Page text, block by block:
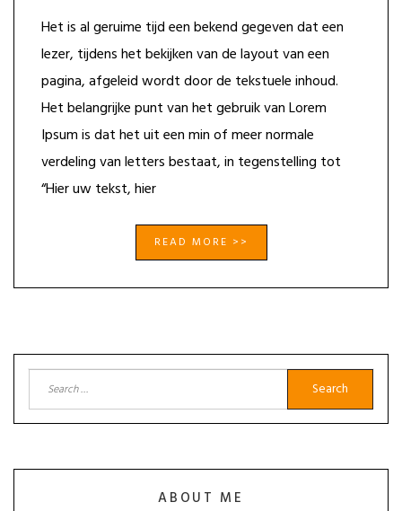
Het is al geruime tijd een bekend gegeven dat een
lezer, tijdens het bekijken van de layout van een
pagina, afgeleid wordt door de tekstuele inhoud.
Het belangrijke punt van het gebruik van Lorem
Ipsum is dat het uit een min of meer normale
verdeling van letters bestaat, in tegenstelling tot
“Hier uw tekst, hier
READ MORE >>
for:
ABOUT ME